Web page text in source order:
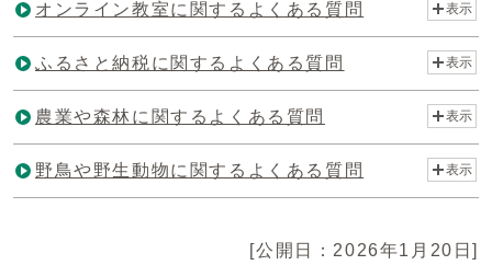
オンライン教室に関するよくある質問 表示
ふるさと納税に関するよくある質問 表示
農業や森林に関するよくある質問 表示
野鳥や野生動物に関するよくある質問 表示
[公開日：2026年1月20日]